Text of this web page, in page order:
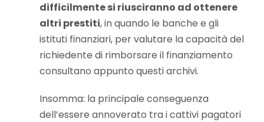
difficilmente si riusciranno ad ottenere
altri prestiti, in quando le banche e gli
istituti finanziari, per valutare la capacità del
richiedente di rimborsare il finanziamento
consultano appunto questi archivi.
Insomma: la principale conseguenza
dell’essere annoverato tra i cattivi pagatori